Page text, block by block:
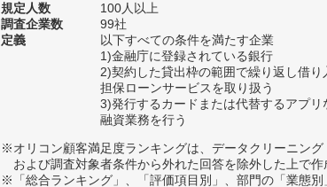
規定人数
100人以上
調査企業数
99社
定義
以下すべての条件を満たす企業
1)金融庁に登録されている銀行
2)契約した貸出枠の範囲で繰り返し借り
担保ローンサービスを取り扱う
3)発行するカードまたは代替するアプリ
融資業務を行う
※オリコン顧客満足度ランキングは、データクリーニング
および調査対象者条件から外れた回答を除外した上で作
※「総合ランキング」、「評価項目別」、部門の「業態